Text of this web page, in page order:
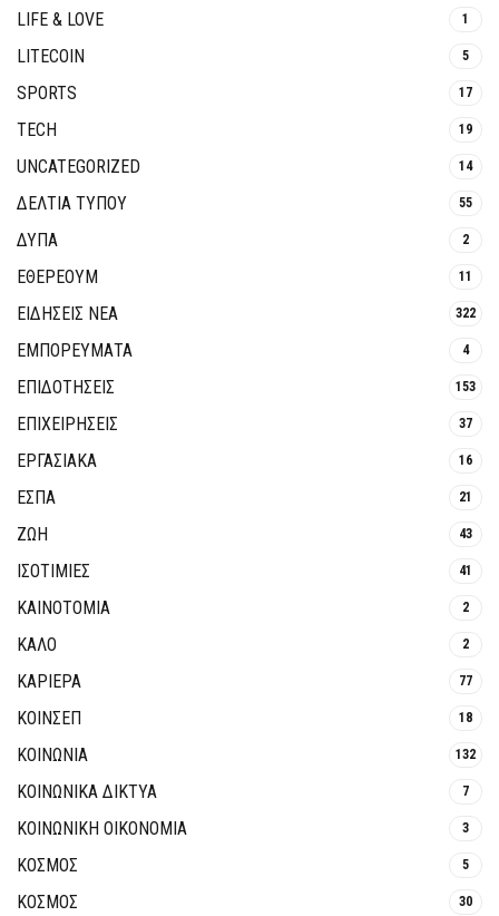
LIFE & LOVE 1
LITECOIN 5
SPORTS 17
TECH 19
UNCATEGORIZED 14
ΔΕΛΤΙΑ ΤΥΠΟΥ 55
ΔΥΠΑ 2
ΕΘΈΡΕΟΥΜ 11
ΕΙΔΗΣΕΙΣ ΝΕΑ 322
ΕΜΠΟΡΕΥΜΑΤΑ 4
ΕΠΙΔΟΤΗΣΕΙΣ 153
ΕΠΙΧΕΙΡΗΣΕΙΣ 37
ΕΡΓΑΣΙΑΚΑ 16
ΕΣΠΑ 21
ΖΩΗ 43
ΙΣΟΤΙΜΙΕΣ 41
ΚΑΙΝΟΤΟΜΊΑ 2
ΚΑΛΟ 2
ΚΑΡΙΕΡΑ 77
ΚΟΙΝΣΕΠ 18
ΚΟΙΝΩΝΙΑ 132
ΚΟΙΝΩΝΙΚΆ ΔΊΚΤΥΑ 7
ΚΟΙΝΩΝΙΚΉ ΟΙΚΟΝΟΜΊΑ 3
ΚΟΣΜΟΣ 5
ΚΟΣΜΟΣ 30